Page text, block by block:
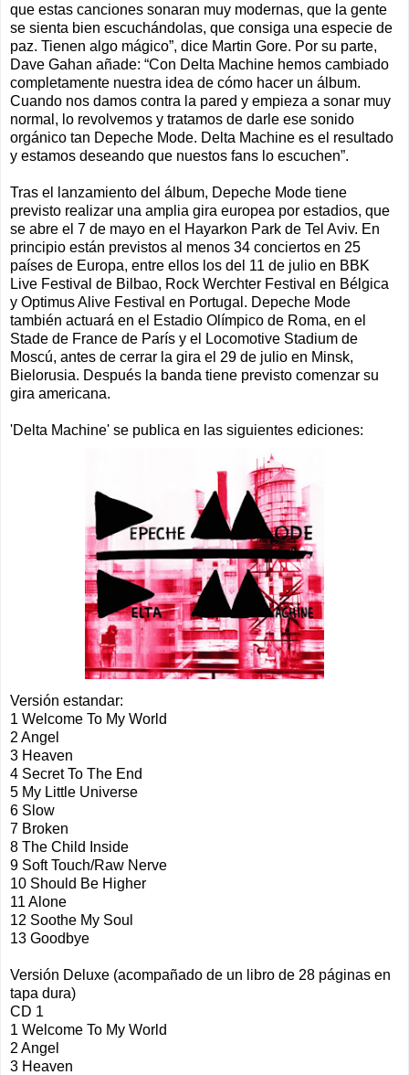
que estas canciones sonaran muy modernas, que la gente
se sienta bien escuchándolas, que consiga una especie de
paz. Tienen algo mágico”, dice Martin Gore. Por su parte,
Dave Gahan añade: “Con Delta Machine hemos cambiado
completamente nuestra idea de cómo hacer un álbum.
Cuando nos damos contra la pared y empieza a sonar muy
normal, lo revolvemos y tratamos de darle ese sonido
orgánico tan Depeche Mode. Delta Machine es el resultado
y estamos deseando que nuestos fans lo escuchen”.
Tras el lanzamiento del álbum, Depeche Mode tiene
previsto realizar una amplia gira europea por estadios, que
se abre el 7 de mayo en el Hayarkon Park de Tel Aviv. En
principio están previstos al menos 34 conciertos en 25
países de Europa, entre ellos los del 11 de julio en BBK
Live Festival de Bilbao, Rock Werchter Festival en Bélgica
y Optimus Alive Festival en Portugal. Depeche Mode
también actuará en el Estadio Olímpico de Roma, en el
Stade de France de París y el Locomotive Stadium de
Moscú, antes de cerrar la gira el 29 de julio en Minsk,
Bielorusia. Después la banda tiene previsto comenzar su
gira americana.
'Delta Machine' se publica en las siguientes ediciones:
Versión estandar:
1 Welcome To My World
2 Angel
3 Heaven
4 Secret To The End
5 My Little Universe
6 Slow
7 Broken
8 The Child Inside
9 Soft Touch/Raw Nerve
10 Should Be Higher
11 Alone
12 Soothe My Soul
13 Goodbye
Versión Deluxe (acompañado de un libro de 28 páginas en
tapa dura)
CD 1
1 Welcome To My World
2 Angel
3 Heaven